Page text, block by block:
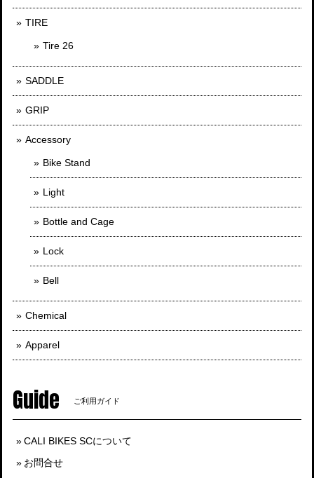
TIRE
Tire 26
SADDLE
GRIP
Accessory
Bike Stand
Light
Bottle and Cage
Lock
Bell
Chemical
Apparel
Guide ご利用ガイド
CALI BIKES SCについて
お問合せ